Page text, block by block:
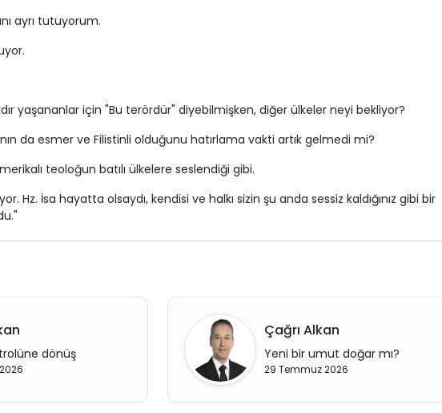
ayrı tutuyorum.
yaşananlar için "Bu terördür" diyebilmişken, diğer ülkeler neyi bekliyor?
da esmer ve Filistinli olduğunu hatırlama vakti artık gelmedi mi?
teoloğun batılı ülkelere seslendiği gibi.
Hz. İsa hayatta olsaydı, kendisi ve halkı sizin şu anda sessiz kaldığınız gibi bir
dönüş
Çağrı Alkan
Yeni bir umut doğar mı?
29 Temmuz 2026